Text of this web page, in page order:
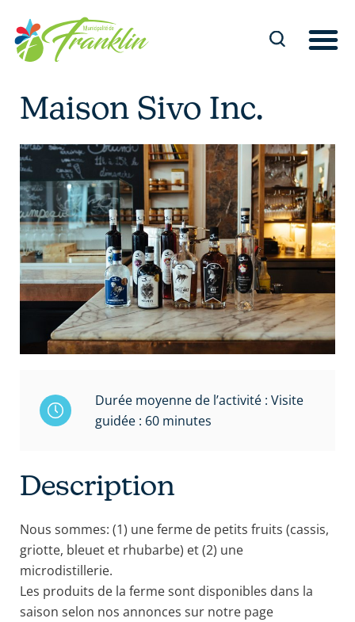
contenu
Maison Sivo Inc.
Durée moyenne de l’activité : Visite
guidée : 60 minutes
Description
Nous sommes: (1) une ferme de petits fruits (cassis,
griotte, bleuet et rhubarbe) et (2) une
microdistillerie.
Les produits de la ferme sont disponibles dans la
saison selon nos annonces sur notre page